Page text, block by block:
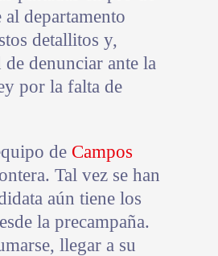
departamento
detallitos y,
denunciar ante la
por la falta de
de Campos
Tal vez se han
aún tiene los
la precampaña.
llegar a su